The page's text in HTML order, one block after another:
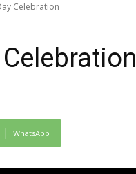
Celebration
WhatsApp